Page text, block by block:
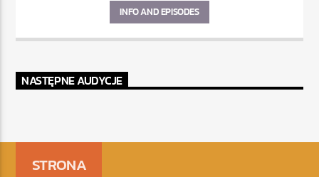
INFO AND EPISODES
NASTĘPNE AUDYCJE
STRONA